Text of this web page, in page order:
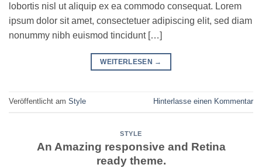
lobortis nisl ut aliquip ex ea commodo consequat. Lorem
ipsum dolor sit amet, consectetuer adipiscing elit, sed diam
nonummy nibh euismod tincidunt […]
WEITERLESEN →
Veröffentlicht am Style Hinterlasse einen Kommentar
STYLE
An Amazing responsive and Retina
ready theme.